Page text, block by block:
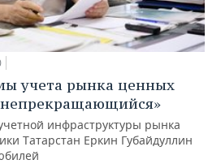
учета рынка ценных
инфраструктуры рынка
Татарстан Еркин Губайдуллин